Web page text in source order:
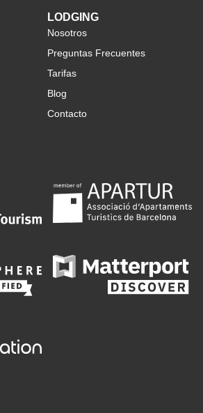
LODGING
Nosotros
Preguntas Frecuentes
Tarifas
Blog
Contacto